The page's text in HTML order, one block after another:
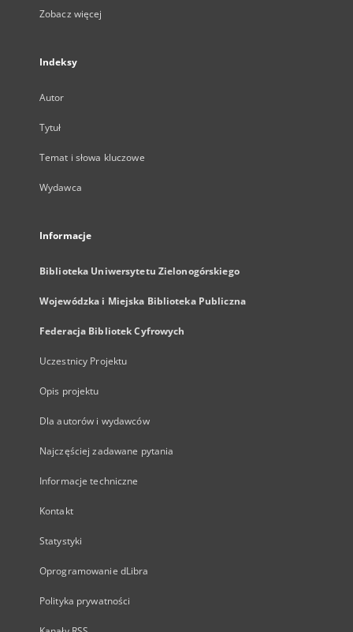
Zobacz więcej
Indeksy
Autor
Tytuł
Temat i słowa kluczowe
Wydawca
Informacje
Biblioteka Uniwersytetu Zielonogórskiego
Wojewódzka i Miejska Biblioteka Publiczna
Federacja Bibliotek Cyfrowych
Uczestnicy Projektu
Opis projektu
Dla autorów i wydawców
Najczęściej zadawane pytania
Informacje techniczne
Kontakt
Statystyki
Oprogramowanie dLibra
Polityka prywatności